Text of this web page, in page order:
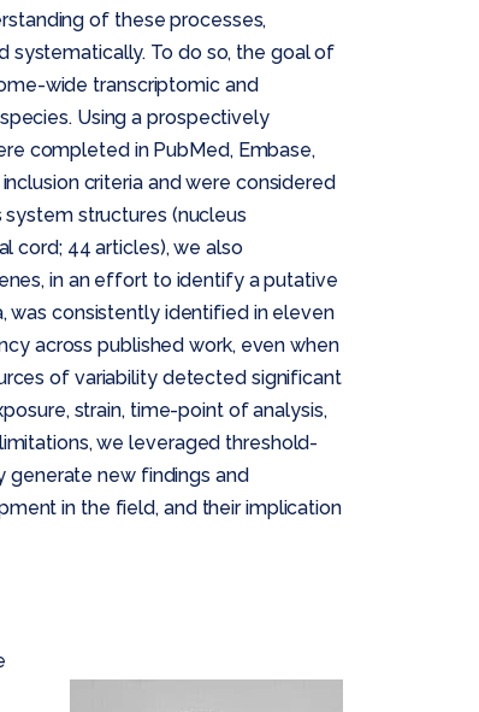
of these processes,
systematically. To do so, the goal of
wide transcriptomic and
Using a prospectively
completed in PubMed, Embase,
criteria and were considered
structures (nucleus
cord; 44 articles), we also
in an effort to identify a putative
was consistently identified in eleven
across published work, even when
of variability detected significant
strain, time-point of analysis,
we leveraged threshold-
new findings and
in the field, and their implication